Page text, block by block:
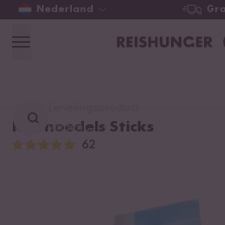
Nederland
vinden ...
Rijstnoedels Sticks
62